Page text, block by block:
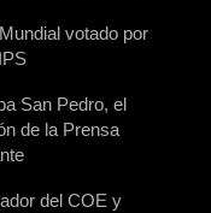
votado por
San Pedro, el
de la Prensa
del COE y